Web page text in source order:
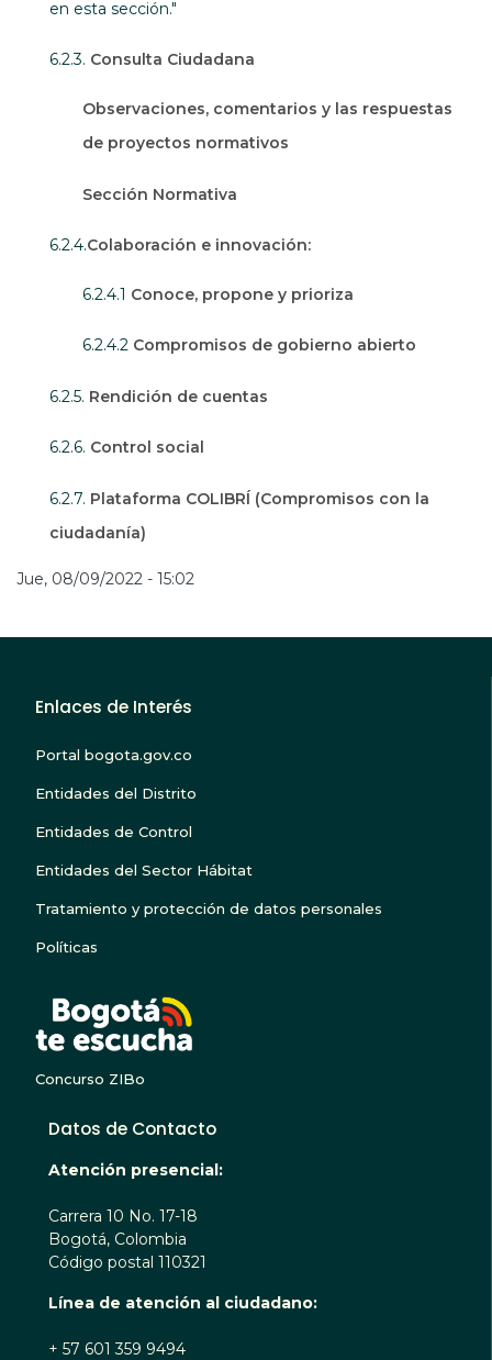
en esta sección."
6.2.3. Consulta Ciudadana
Observaciones, comentarios y las respuestas
de proyectos normativos
Sección Normativa
6.2.4.Colaboración e innovación:
6.2.4.1 Conoce, propone y prioriza
6.2.4.2 Compromisos de gobierno abierto
6.2.5. Rendición de cuentas
6.2.6. Control social
6.2.7. Plataforma COLIBRÍ (Compromisos con la
ciudadanía)
Jue, 08/09/2022 - 15:02
Enlaces de Interés
Portal bogota.gov.co
Entidades del Distrito
Entidades de Control
Entidades del Sector Hábitat
Tratamiento y protección de datos personales
Políticas
Concurso ZIBo
Datos de Contacto
Atención presencial:
Carrera 10 No. 17-18
Bogotá, Colombia
Código postal 110321
Línea de atención al ciudadano:
+ 57 601 359 9494